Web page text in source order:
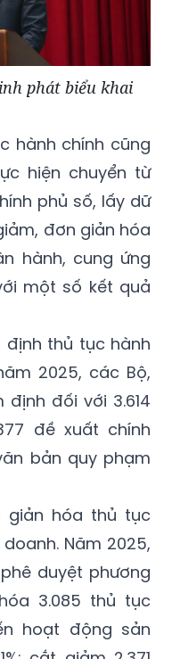
phát biểu khai
hành chính cũng
hiện chuyển từ
phủ số, lấy dữ
đơn giản hóa
hành, cung ứng
một số kết quả
thủ tục hành
2025, các Bộ,
đối với 3.614
đề xuất chính
bản quy phạm
giản hóa thủ tục
Năm 2025,
duyệt phương
3.085 thủ tục
hoạt động sản